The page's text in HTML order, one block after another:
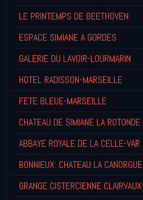
LE PRINTEMPS DE BEETHOVEN
ESPACE SIMIANE A GORDES
GALERIE DU LAVOIR-LOURMARIN
HOTEL RADISSON-MARSEILLE
FETE BLEUE-MARSEILLE
CHATEAU DE SIMIANE LA ROTONDE
ABBAYE ROYALE DE LA CELLE-VAR
BONNIEUX: CHATEAU LA CANORGUE
GRANGE CISTERCIENNE CLAIRVAUX